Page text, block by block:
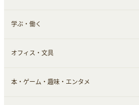
その他投資
その他金融
住まい・暮らし
不動産
引越し
すべて見る
ギフト・贈答品
学ぶ・働く
すべて見る
習い事・学習・学校
オフィス・文具
すべて見る
本・ゲーム・趣味・エンタメ